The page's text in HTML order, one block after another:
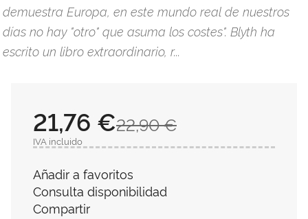
demuestra Europa, en este mundo real de nuestros
días no hay "otro" que asuma los costes". Blyth ha
escrito un libro extraordinario, r...
22,90 €
21,76 €
IVA incluido
Añadir a favoritos
Consulta disponibilidad
Compartir